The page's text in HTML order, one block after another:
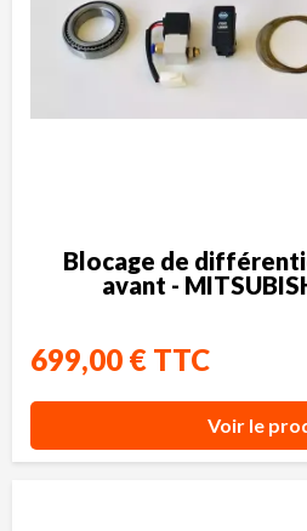
Blocage de
avant -
699,00 € TTC
Voir le